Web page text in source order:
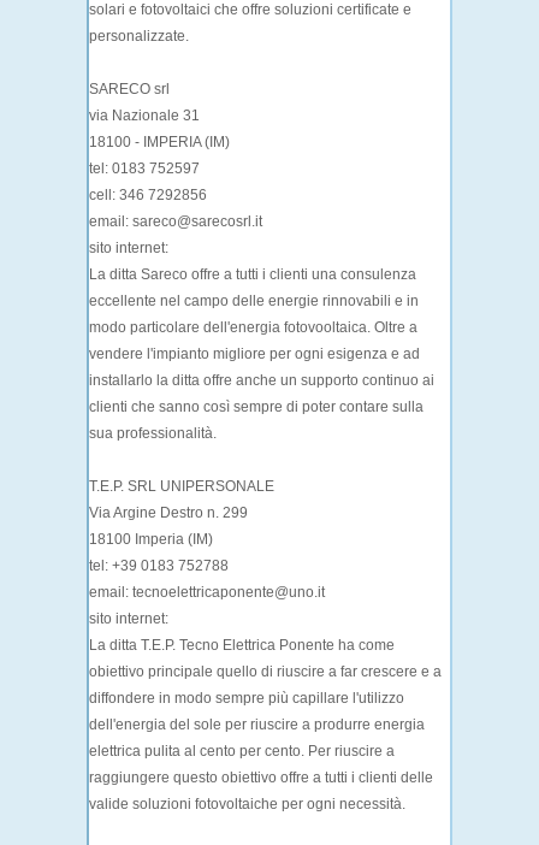
solari e fotovoltaici che offre soluzioni certificate e
personalizzate.
SARECO srl
via Nazionale 31
18100 - IMPERIA (IM)
tel: 0183 752597
cell: 346 7292856
email: sareco@sarecosrl.it
sito internet:
La ditta Sareco offre a tutti i clienti una consulenza
eccellente nel campo delle energie rinnovabili e in
modo particolare dell'energia fotovooltaica. Oltre a
vendere l'impianto migliore per ogni esigenza e ad
installarlo la ditta offre anche un supporto continuo ai
clienti che sanno così sempre di poter contare sulla
sua professionalità.
T.E.P. SRL UNIPERSONALE
Via Argine Destro n. 299
18100 Imperia (IM)
tel: +39 0183 752788
email: tecnoelettricaponente@uno.it
sito internet:
La ditta T.E.P. Tecno Elettrica Ponente ha come
obiettivo principale quello di riuscire a far crescere e a
diffondere in modo sempre più capillare l'utilizzo
dell'energia del sole per riuscire a produrre energia
elettrica pulita al cento per cento. Per riuscire a
raggiungere questo obiettivo offre a tutti i clienti delle
valide soluzioni fotovoltaiche per ogni necessità.